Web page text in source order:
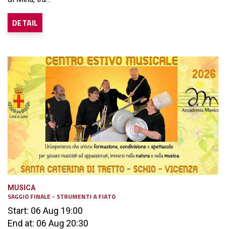
DETAIL
MUSICA
SAGGIO FINALE - STRUMENTI A FIATO
Start: 06 Aug 19:00
End at: 06 Aug 20:30